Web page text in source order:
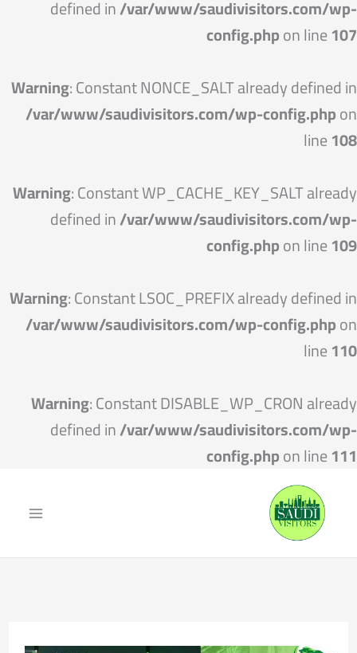
defined in/var/www/saudivisitors.com/wp-
config.phpon line107
Warning: Constant NONCE_SALT already defined in
/var/www/saudivisitors.com/wp-config.phpon
line108
Warning: Constant WP_CACHE_KEY_SALT already
defined in/var/www/saudivisitors.com/wp-
config.phpon line109
Warning: Constant LSOC_PREFIX already defined in
/var/www/saudivisitors.com/wp-config.phpon
line110
Warning: Constant DISABLE_WP_CRON already
defined in/var/www/saudivisitors.com/wp-
config.phpon line111